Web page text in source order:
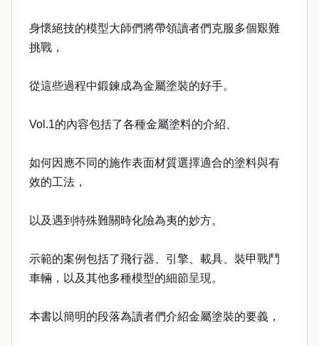
身懷絕技的模型大師們將帶領讀者們克服多個艱難
挑戰，
從這些過程中鍛鍊成為金屬塗裝的好手。
Vol.1的內容包括了各種金屬塗料的介紹、
如何因應不同的施作表面材質選擇適合的塗料與有
效的工法，
以及遇到特殊難關時化險為夷的妙方。
示範的案例包括了飛行器、引擎、載具、裝甲戰鬥
車輛，以及其他多種模型的細節呈現。
本書以簡明的段落為讀者們介紹金屬塗裝的要義，